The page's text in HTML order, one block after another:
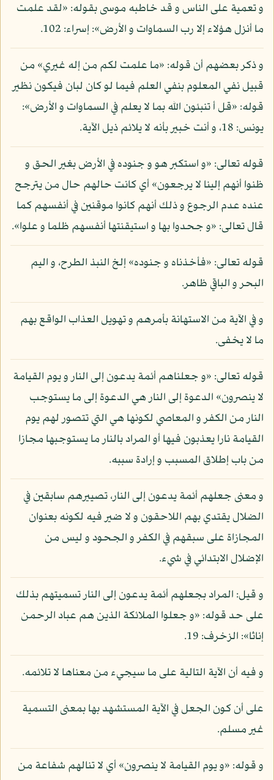
و تعمية على الناس و قد خاطبه موسى بقوله: «لقد علمت
ما أنزل هؤلاء إلا رب السماوات و الأرض»: إسراء: 102.
و ذكر بعضهم أن قوله: «ما علمت لكم من إله غيري» من
قبيل نفي المعلوم بنفي العلم فيما لو كان لبان فيكون نظير
قوله: «قل أ تنبئون الله بما لا يعلم في السماوات و الأرض»:
يونس: 18، و أنت خبير بأنه لا يلائم ذيل الآية.
قوله تعالى: «و استكبر هو و جنوده في الأرض بغير الحق و
ظنوا أنهم إلينا لا يرجعون» أي كانت حالهم حال من يترجح
عنده عدم الرجوع و ذلك أنهم كانوا موقنين في أنفسهم كما
قال تعالى: «و جحدوا بها و استيقنتها أنفسهم ظلما و علوا».
قوله تعالى: «فأخذناه و جنوده» إلخ النبذ الطرح، و اليم
البحر و الباقي ظاهر.
و في الآية من الاستهانة بأمرهم و تهويل العذاب الواقع بهم
ما لا يخفى.
قوله تعالى: «و جعلناهم أئمة يدعون إلى النار و يوم القيامة
لا ينصرون» الدعوة إلى النار هي الدعوة إلى ما يستوجب
النار من الكفر و المعاصي لكونها هي التي تتصور لهم يوم
القيامة نارا يعذبون فيها أو المراد بالنار ما يستوجبها مجازا
من باب إطلاق المسبب و إرادة سببه.
و معنى جعلهم أئمة يدعون إلى النار، تصييرهم سابقين في
الضلال يقتدي بهم اللاحقون و لا ضير فيه لكونه بعنوان
المجازاة على سبقهم في الكفر و الجحود و ليس من
الإضلال الابتدائي في شيء.
و قيل: المراد بجعلهم أئمة يدعون إلى النار تسميتهم بذلك
على حد قوله: «و جعلوا الملائكة الذين هم عباد الرحمن
إناثا»: الزخرف: 19.
و فيه أن الآية التالية على ما سيجيء من معناها لا تلائمه.
على أن كون الجعل في الآية المستشهد بها بمعنى التسمية
غير مسلم.
و قوله: «و يوم القيامة لا ينصرون» أي لا تنالهم شفاعة من